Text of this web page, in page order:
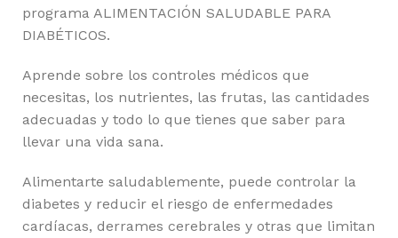
programa ALIMENTACIÓN SALUDABLE PARA
DIABÉTICOS.
Aprende sobre los controles médicos que
necesitas, los nutrientes, las frutas, las cantidades
adecuadas y todo lo que tienes que saber para
llevar una vida sana.
Alimentarte saludablemente, puede controlar la
diabetes y reducir el riesgo de enfermedades
cardíacas, derrames cerebrales y otras que limitan